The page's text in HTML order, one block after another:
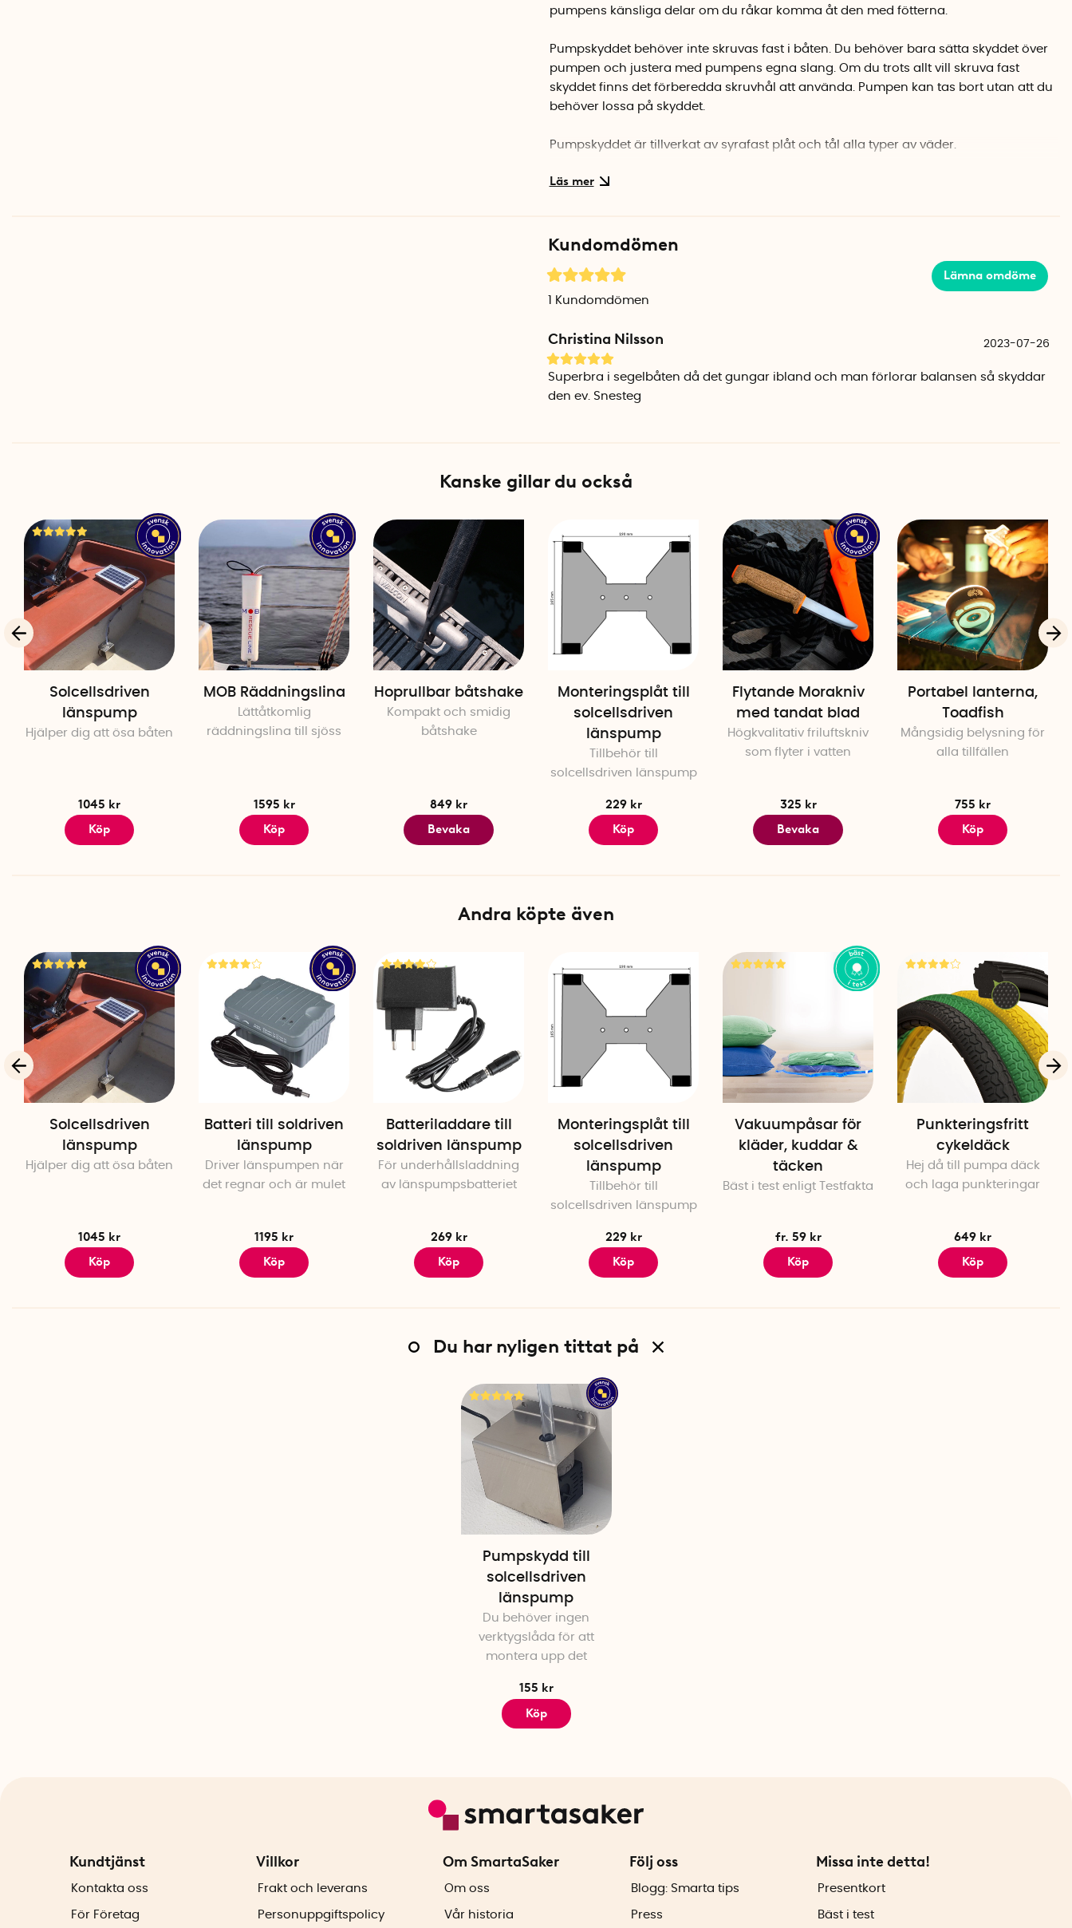
pumpens känsliga delar om du råkar komma åt den med fötterna.
Pumpskyddet behöver inte skruvas fast i båten. Du behöver bara sätta skyddet över
pumpen och justera med pumpens egna slang. Om du trots allt vill skruva fast
skyddet finns det förberedda skruvhål att använda. Pumpen kan tas bort utan att du
behöver lossa på skyddet.
Pumpskyddet är tillverkat av syrafast plåt och tål alla typer av väder.
OBS! Detta är ett tillbehör som passar produkten solcellsdriven länspump.
Specifikationer
Höjd: 6,5 cm
Bredd: 9 cm
Djup 6 cm
Tjocklek: 1 mm
Skruvhål diameter: 5 mm
Diameter rörhål: 1,4 cm
Material: Syrafast (rostfritt) stål
Kundomdömen
Lämna omdöme
1 Kundomdömen
Christina Nilsson 2023-07-26
Superbra i segelbåten då det gungar ibland och man förlorar balansen så skyddar
den ev. Snesteg
Kanske gillar du också
Solcellsdriven
länspump
Hjälper dig att ösa båten
1045 kr
Köp
MOB Räddningslina
Lättåtkomlig
räddningslina till sjöss
1595 kr
Köp
Hoprullbar båtshake
Kompakt och smidig
båtshake
849 kr
Bevaka
Monteringsplåt till
solcellsdriven
länspump
Tillbehör till
solcellsdriven länspump
229 kr
Köp
Flytande Morakniv
med tandat blad
Högkvalitativ friluftskniv
som flyter i vatten
325 kr
Bevaka
Portabel lanterna,
Toadfish
Mångsidig belysning för
alla tillfällen
755 kr
Köp
Andra köpte även
Solcellsdriven
länspump
Hjälper dig att ösa båten
1045 kr
Köp
Batteri till soldriven
länspump
Driver länspumpen när
det regnar och är mulet
1195 kr
Köp
Batteriladdare till
soldriven länspump
För underhållsladdning
av länspumpsbatteriet
269 kr
Köp
Monteringsplåt till
solcellsdriven
länspump
Tillbehör till
solcellsdriven länspump
229 kr
Köp
Vakuumpåsar för
kläder, kuddar &
täcken
Bäst i test enligt Testfakta
fr. 59 kr
Köp
Punkteringsfritt
cykeldäck
Hej då till pumpa däck
och laga punkteringar
649 kr
Köp
Du har nyligen tittat på
Pumpskydd till
solcellsdriven
länspump
Du behöver ingen
verktygslåda för att
montera upp det
155 kr
Köp
Kundtjänst
Kontakta oss
För Företag
Villkor
Frakt och leverans
Personuppgiftspolicy
Om SmartaSaker
Om oss
Vår historia
Följ oss
Blogg: Smarta tips
Press
Missa inte detta!
Presentkort
Bäst i test